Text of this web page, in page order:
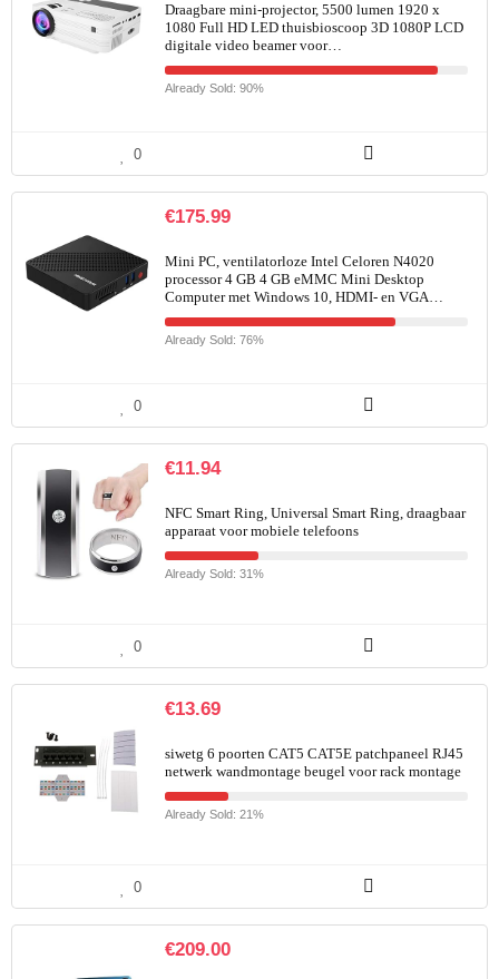
Draagbare mini-projector, 5500 lumen 1920 x
1080 Full HD LED thuisbioscoop 3D 1080P LCD
digitale video beamer voor…
Already Sold: 90%
0
€175.99
Mini PC, ventilatorloze Intel Celoren N4020
processor 4 GB 4 GB eMMC Mini Desktop
Computer met Windows 10, HDMI- en VGA…
Already Sold: 76%
0
€11.94
NFC Smart Ring, Universal Smart Ring, draagbaar
apparaat voor mobiele telefoons
Already Sold: 31%
0
€13.69
siwetg 6 poorten CAT5 CAT5E patchpaneel RJ45
netwerk wandmontage beugel voor rack montage
Already Sold: 21%
0
€209.00